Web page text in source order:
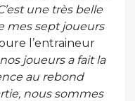
une très belle
mes sept joueurs
l’entraineur
joueurs a fait la
au rebond
nous sommes